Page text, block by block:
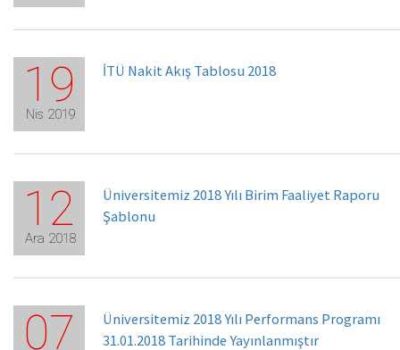
19
Nis 2019
İTÜ Nakit Akış Tablosu 2018
12
Ara 2018
Üniversitemiz 2018 Yılı Birim Faaliyet Raporu
Şablonu
07
Üniversitemiz 2018 Yılı Performans Programı
31.01.2018 Tarihinde Yayınlanmıştır